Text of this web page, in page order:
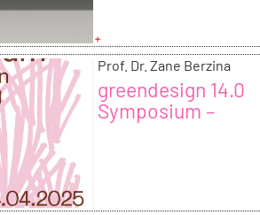
Prof. Dr. Zane Berzina
greendesign 14.0
Symposium –
COHABITATION –